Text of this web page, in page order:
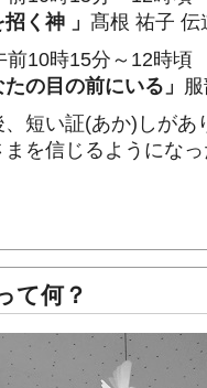
く神 」 髙根 祐子 伝
前10時15分～12時頃
たの目の前にいる」
、短い証(あか)しがあ
まを信じるようにな
て何？